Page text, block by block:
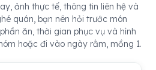
ảnh thực tế, thông tin liên hệ và
quán, bạn nên hỏi trước món
ăn, thời gian phục vụ và hình
hoặc đi vào ngày rằm, mồng 1.